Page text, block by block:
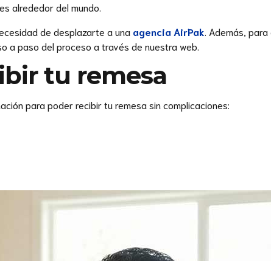
alrededor del mundo.
de desplazarte a una agencia AirPak . Además,
a paso del proceso a través de nuestra web.
tu remesa
para poder recibir tu remesa sin complicaciones: